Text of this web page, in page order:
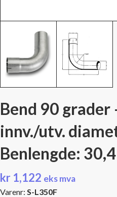
Bend 90 grader
innv./utv.
Benlengde:
kr 1,122 eks mva
Varenr: S-L350F